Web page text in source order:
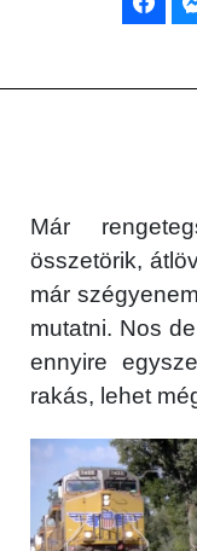
Már
összetörik,
már
mutatni. Nos
ennyire
rakás, lehet